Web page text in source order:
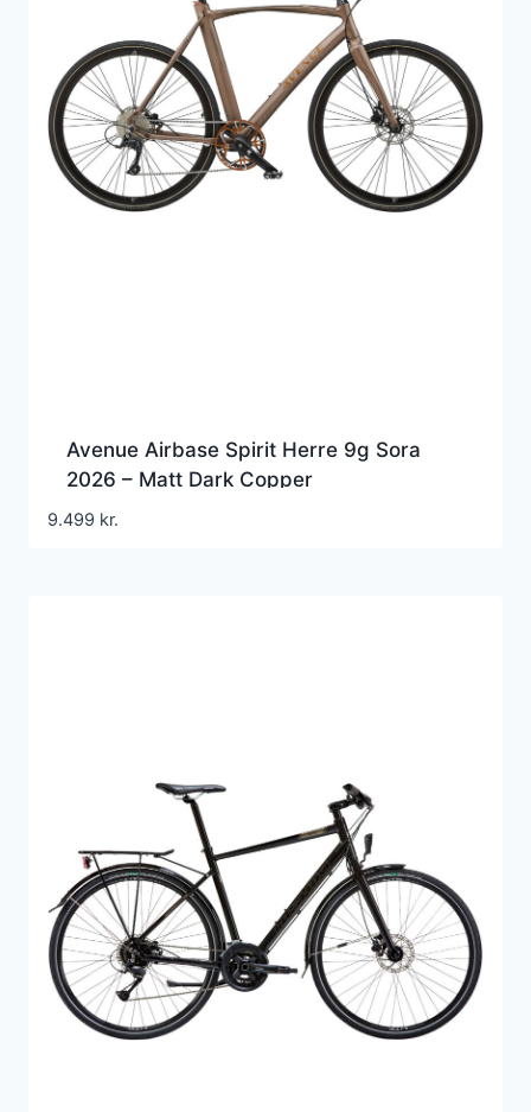
Avenue Airbase Spirit Herre 9g Sora
2026 – Matt Dark Copper
9.499 kr.